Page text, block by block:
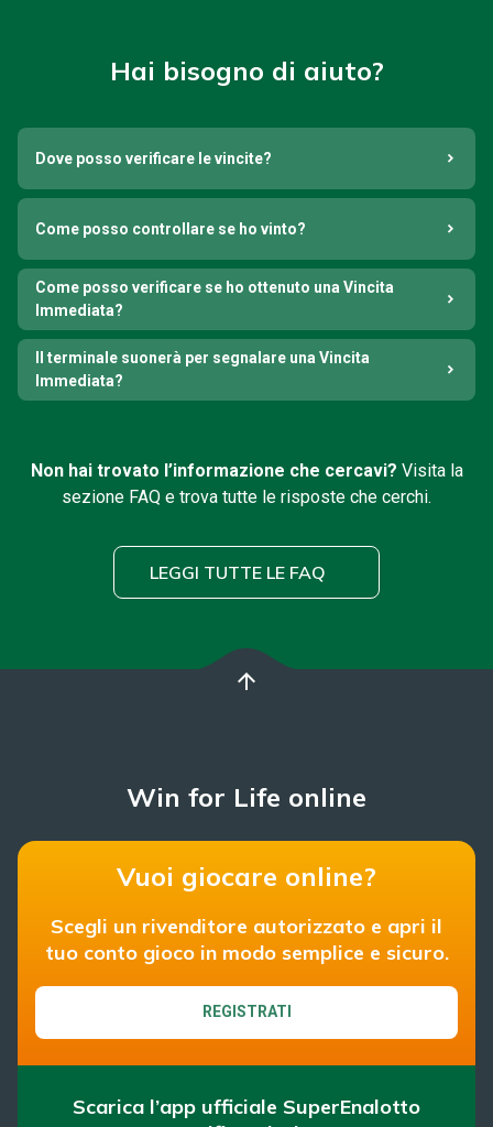
Hai bisogno di aiuto?
Dove posso verificare le vincite?
Come posso controllare se ho vinto?
Come posso verificare se ho ottenuto una Vincita
Immediata?
Il terminale suonerà per segnalare una Vincita
Immediata?
Non hai trovato l’informazione che cercavi? Visita la
sezione FAQ e trova tutte le risposte che cerchi.
LEGGI TUTTE LE FAQ
arrow_upward
Win for Life online
Vuoi giocare online?
Scegli un rivenditore autorizzato e apri il
tuo conto gioco in modo semplice e sicuro.
REGISTRATI
Scarica l’app ufficiale SuperEnalotto